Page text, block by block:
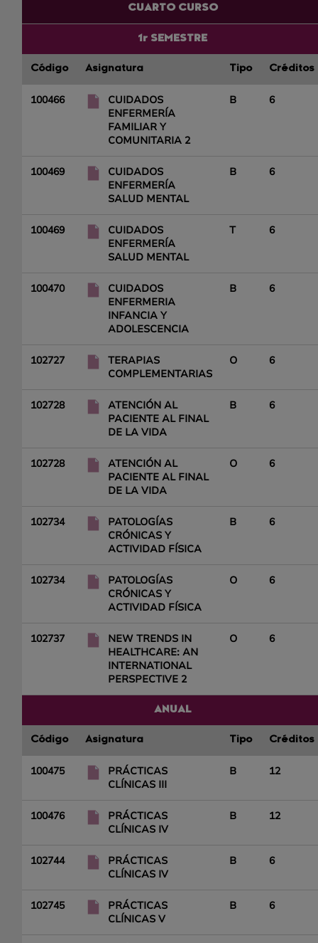
CUARTO CURSO
1r SEMESTRE
Código Asignatura Tipo Créditos
100466
CUIDADOS
ENFERMERÍA
FAMILIAR Y
COMUNITARIA 2
B 6
100469
CUIDADOS
ENFERMERÍA
SALUD MENTAL
B 6
100469
CUIDADOS
ENFERMERÍA
SALUD MENTAL
T 6
100470
CUIDADOS
ENFERMERIA
INFANCIA Y
ADOLESCENCIA
B 6
102727
TERAPIAS
COMPLEMENTARIAS
O 6
102728
ATENCIÓN AL
PACIENTE AL FINAL
DE LA VIDA
B 6
102728
ATENCIÓN AL
PACIENTE AL FINAL
DE LA VIDA
O 6
102734
PATOLOGÍAS
CRÓNICAS Y
ACTIVIDAD FÍSICA
B 6
102734
PATOLOGÍAS
CRÓNICAS Y
ACTIVIDAD FÍSICA
O 6
102737
NEW TRENDS IN
HEALTHCARE: AN
INTERNATIONAL
PERSPECTIVE 2
O 6
ANUAL
Código Asignatura Tipo Créditos
100475
PRÁCTICAS
CLÍNICAS III
B 12
100476
PRÁCTICAS
CLÍNICAS IV
B 12
102744
PRÁCTICAS
CLÍNICAS IV
B 6
102745
PRÁCTICAS
CLÍNICAS V
B 6